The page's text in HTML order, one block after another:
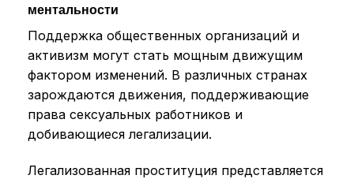
ментальности
Поддержка общественных организаций и
активизм могут стать мощным движущим
фактором изменений. В различных странах
зарождаются движения, поддерживающие
права сексуальных работников и
добивающиеся легализации.
Легализованная проституция представляется